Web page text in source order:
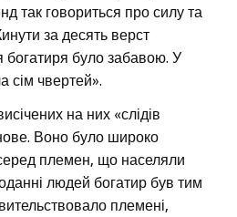
так говориться про силу та
за десять верст
богатиря було забавою. У
сім чвертей».
на них «слідів
Воно було широко
племен, що населяли
людей богатир був тим
племені,